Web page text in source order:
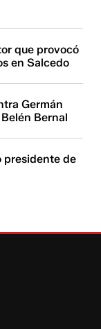
que provocó
en Salcedo
Germán
Bernal
presidente de